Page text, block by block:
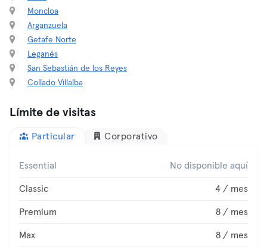
Moncloa
Arganzuela
Getafe Norte
Leganés
San Sebastián de los Reyes
Collado Villalba
Límite de visitas
Particular Corporativo
Essential No disponible aquí
Classic 4 / mes
Premium 8 / mes
Max 8 / mes